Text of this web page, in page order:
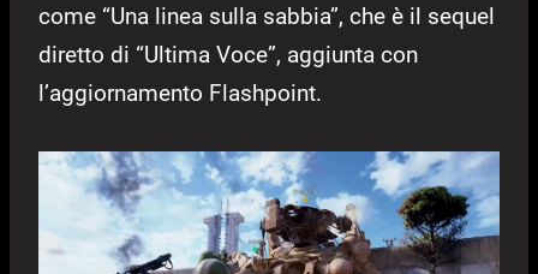
come “Una linea sulla sabbia”, che è il sequel
diretto di “Ultima Voce”, aggiunta con
l’aggiornamento Flashpoint.